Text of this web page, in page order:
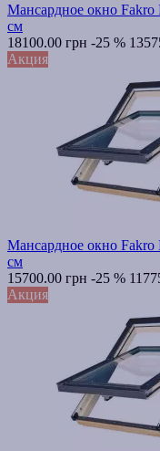
Мансардное окно
см
18100.00 грн -25 %
Акция
Мансардное окно
см
15700.00 грн -25 %
Акция